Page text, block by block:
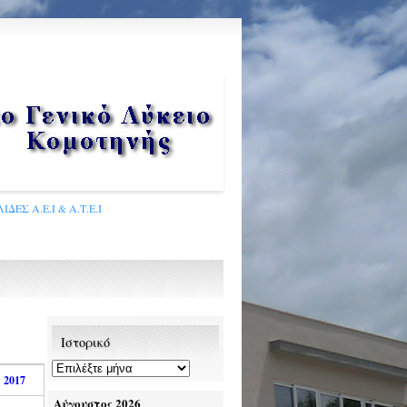
Α.Ε.Ι & Α.Τ.Ε.Ι
Ιστορικό
Αύγουστος 2026